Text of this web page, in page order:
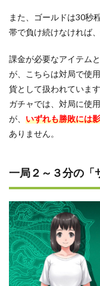
オン
ン対
ラン
マッ
チン
グ
4.2
牌に
エラ
ーが
起き
やす
い
5
天極
また、ゴールドは30秒
帯で負け続けなければ
課金が必要なアイテム
が、こちらは対局で使
貨として扱われています
ガチャでは、対局に使
が、 いずれも勝敗には
ありません。
一局２～３分の「